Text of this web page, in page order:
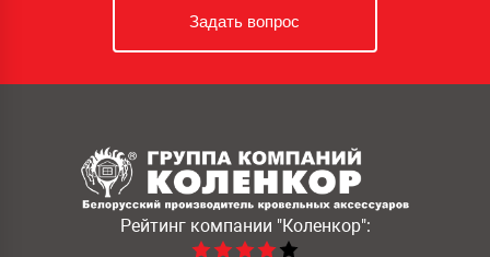
Задать вопрос
Рейтинг компании "Коленкор":